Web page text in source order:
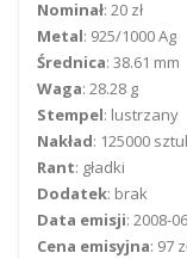
Nominał: 20 zł
Metal: 925/1000 Ag
Średnica: 38.61 mm
Waga: 28.28 g
Stempel: lustrzany
Nakład: 125000
Rant: gładki
Dodatek: brak
Data emisji: 2008-
Cena emisyjna: 97